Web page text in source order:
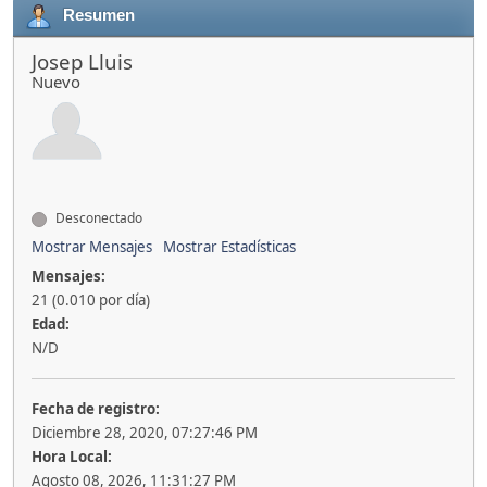
Resumen
Josep Lluis
Nuevo
Desconectado
Mostrar Mensajes
Mostrar Estadísticas
Mensajes:
21 (0.010 por día)
Edad:
N/D
Fecha de registro:
Diciembre 28, 2020, 07:27:46 PM
Hora Local:
Agosto 08, 2026, 11:31:27 PM